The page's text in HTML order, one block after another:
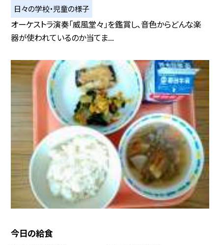
日々の学校・児童の様子
オーケストラ演奏「威風堂々」を鑑賞し、音色からどんな楽
器が使われているのか当てま...
今日の給食